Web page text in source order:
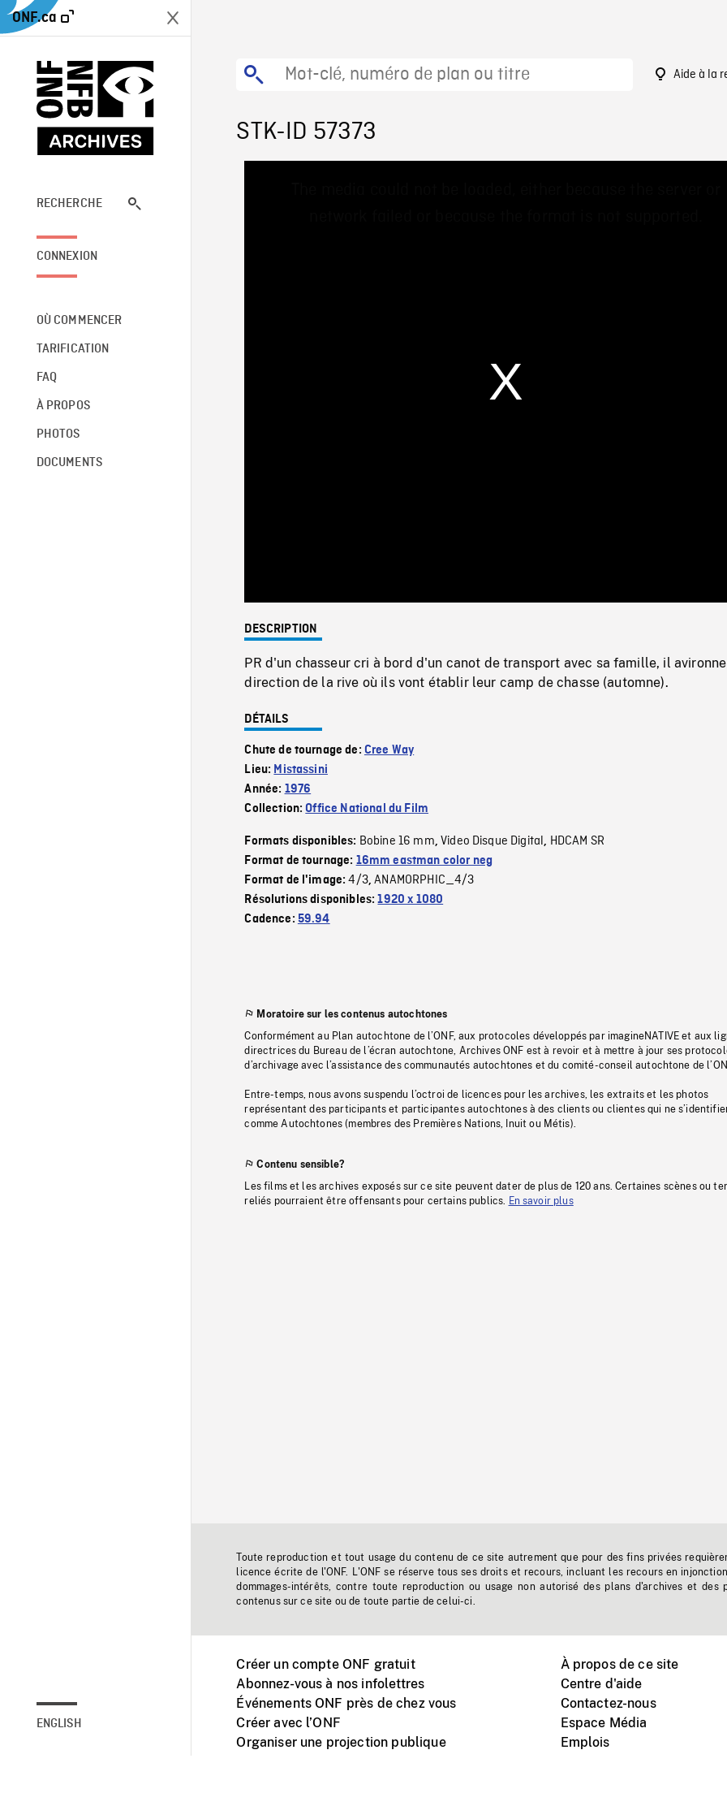
ONF.ca
RECHERCHE
CONNEXION
OÙ COMMENCER
TARIFICATION
FAQ
À PROPOS
PHOTOS
DOCUMENTS
ENGLISH
Aide à la
STK-ID 57373
0%
DESCRIPTION
PR d'un chasseur cri à bord d'un canot de transport avec sa famille, il
direction de la rive où ils vont établir leur camp de chasse (automne).
DÉTAILS
Chute de tournage de: Cree Way
Lieu: Mistassini
Année: 1976
Collection:Office National du Film
Formats disponibles: Bobine 16 mm,Video Disque Digital, HDCAM SR
Format de tournage: 16mm eastman color neg
Format de l'image:4/3,ANAMORPHIC_4/3
Résolutions disponibles:1920 x 1080
Cadence: 59.94
Moratoire sur les contenus autochtones
Conformément au Plan autochtone de l’ONF, aux protocoles développés par imagineNATIVE et aux
directrices du Bureau de l’écran autochtone, Archives ONF est à revoir et à mettre à jour ses
d’archivage avec l’assistance des communautés autochtones et du comité-conseil autochtone de
Entre-temps, nous avons suspendu l’octroi de licences pour les archives, les extraits et les photos
représentant des participants et participantes autochtones à des clients ou clientes qui ne
comme Autochtones (membres des Premières Nations, Inuit ou Métis).
Contenu sensible?
Les films et les archives exposés sur ce site peuvent dater de plus de 120 ans. Certaines scènes ou
reliés pourraient être offensants pour certains publics.
En savoir plus
Toute reproduction et tout usage du contenu de ce site autrement que pour des fins privées
licence écrite de l'ONF. L'ONF se réserve tous ses droits et recours, incluant les recours en
dommages-intérêts, contre toute reproduction ou usage non autorisé des plans d'archives et des
contenus sur ce site ou de toute partie de celui-ci.
Créer un compte ONF gratuit
Abonnez-vous à nos infolettres
Événements ONF près de chez vous
Créer avec l’ONF
Organiser une projection publique
À propos de ce site
Centre d'aide
Contactez-nous
Espace Média
Emplois